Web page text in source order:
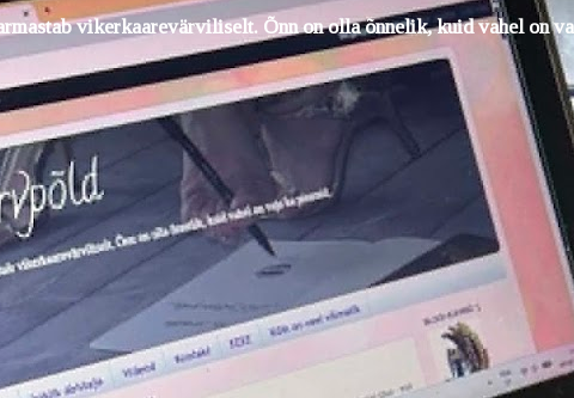
vikerkaarevärviliselt. Õnn on olla õnnelik, kuid vahel on